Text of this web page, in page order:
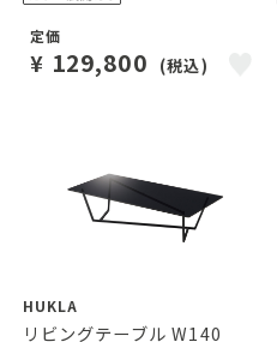
定価
¥ 129,800 (税込)
HUKLA
リビングテーブル W140